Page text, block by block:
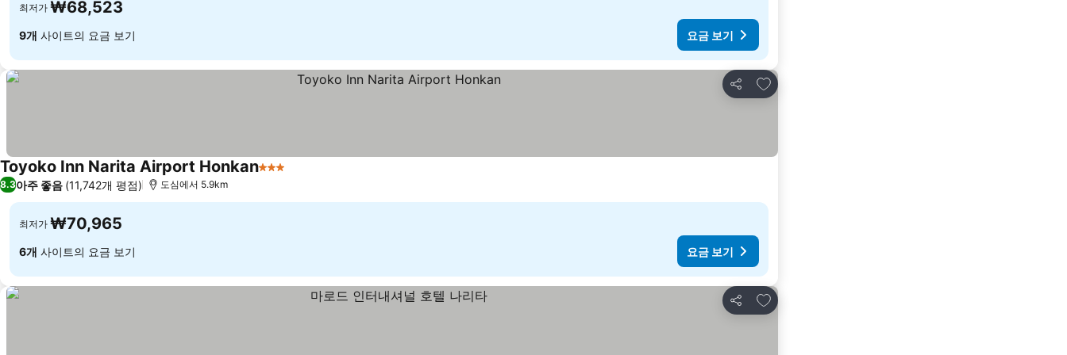
최저가 ₩68,523
9개 사이트의 요금 보기 요금 보기
공유
즐겨찾기에 추가
Toyoko Inn Narita Airport Honkan3 성급
8.3아주 좋음 (11,742개 평점) 도심에서 5.9km
최저가 ₩70,965
6개 사이트의 요금 보기 요금 보기
공유
즐겨찾기에 추가